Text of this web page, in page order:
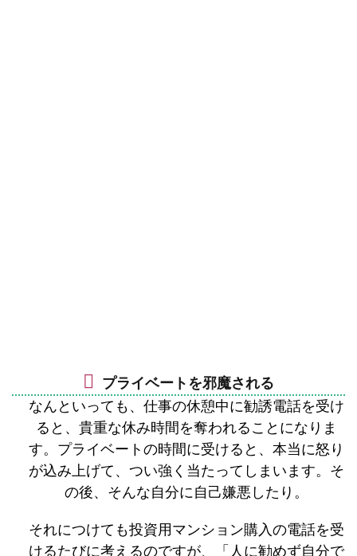
プライベートを邪魔される
なんといっても、仕事の休憩中に勧誘電話を受け
ると、貴重な休み時間を奪われることになりま
す。プライベートの時間に受けると、本当に怒り
が込み上げて、つい強く当たってしまいます。そ
の後、そんな自分に自己嫌悪したり。
それにつけても投資用マンション購入の電話を受
けるたびに考えるのですが、「人に勧めず自分で